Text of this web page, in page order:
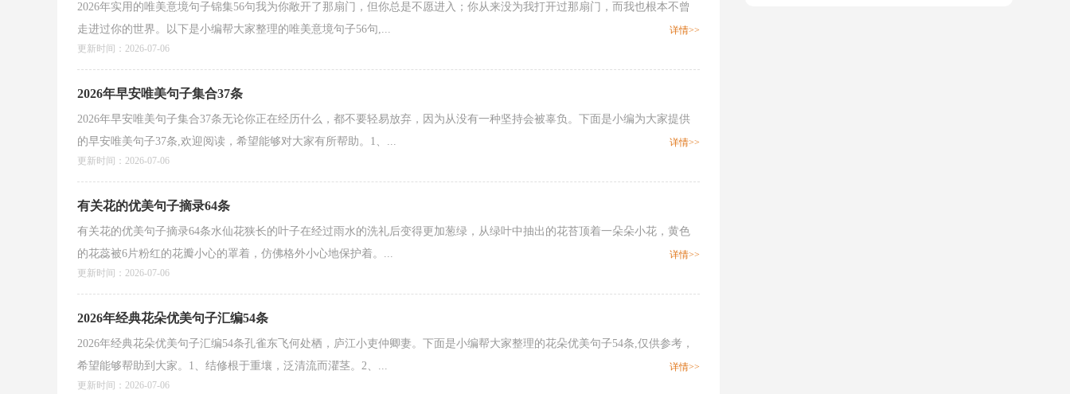
2026年实用的唯美意境句子锦集56句我为你敞开了那扇门，但你总是不愿进入；你从来没为我打开过那扇门，而我也根本不曾
走进过你的世界。以下是小编帮大家整理的唯美意境句子56句,...
详情>>
更新时间：2026-07-06
2026年早安唯美句子集合37条
2026年早安唯美句子集合37条无论你正在经历什么，都不要轻易放弃，因为从没有一种坚持会被辜负。下面是小编为大家提供
的早安唯美句子37条,欢迎阅读，希望能够对大家有所帮助。1、...
详情>>
更新时间：2026-07-06
有关花的优美句子摘录64条
有关花的优美句子摘录64条水仙花狭长的叶子在经过雨水的洗礼后变得更加葱绿，从绿叶中抽出的花苔顶着一朵朵小花，黄色
的花蕊被6片粉红的花瓣小心的罩着，仿佛格外小心地保护着。...
详情>>
更新时间：2026-07-06
2026年经典花朵优美句子汇编54条
2026年经典花朵优美句子汇编54条孔雀东飞何处栖，庐江小吏仲卿妻。下面是小编帮大家整理的花朵优美句子54条,仅供参考，
希望能够帮助到大家。1、结修根于重壤，泛清流而灈茎。2、...
详情>>
更新时间：2026-07-06